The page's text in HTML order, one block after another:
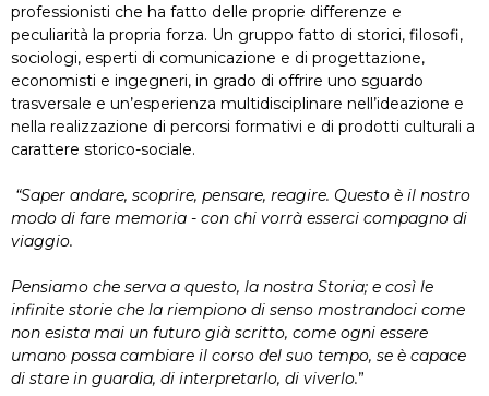
professionisti che ha fatto delle proprie differenze e
peculiarità la propria forza. Un gruppo fatto di storici, filosofi,
sociologi, esperti di comunicazione e di progettazione,
economisti e ingegneri, in grado di offrire uno sguardo
trasversale e un’esperienza multidisciplinare nell’ideazione e
nella realizzazione di percorsi formativi e di prodotti culturali a
carattere storico-sociale.
“Saper andare, scoprire, pensare, reagire. Questo è il nostro
modo di fare memoria - con chi vorrà esserci compagno di
viaggio.
Pensiamo che serva a questo, la nostra Storia; e così le
infinite storie che la riempiono di senso mostrandoci come
non esista mai un futuro già scritto, come ogni essere
umano possa cambiare il corso del suo tempo, se è capace
di stare in guardia, di interpretarlo, di viverlo.”